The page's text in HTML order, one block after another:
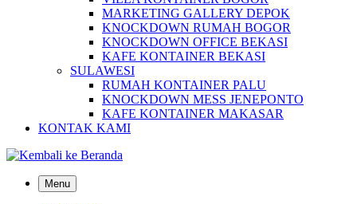
MARKETING GALLERY DEPOK
KNOCKDOWN RUMAH BOGOR
KNOCKDOWN OFFICE BEKASI
KAFE KONTAINER BEKASI
SULAWESI
RUMAH KONTAINER PALU
KNOCKDOWN MESS JENEPONTO
KAFE KONTAINER MAKASAR
KONTAK KAMI
Menu